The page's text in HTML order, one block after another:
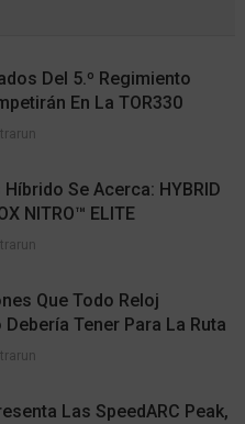
Del 5.º Regimiento
En La TOR330
Híbrido Se Acerca: HYBRID
NITRO™ ELITE
Que Todo Reloj
Debería Tener Para La Ruta
Las SpeedARC Peak,